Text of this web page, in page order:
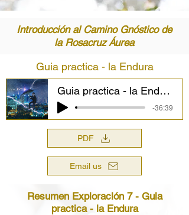
Introducción al Camino Gnóstico de
la Rosacruz Áurea
Guia practica - la Endura
Guia practica - la Endura
-36:39
PDF
Email us
Resumen Exploración 7 - Guia
practica - la Endura